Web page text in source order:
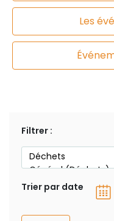
Les
Filtrer :
Trier par date